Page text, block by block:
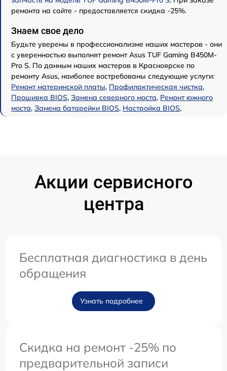
ремонта на сайте - предоставляется скидка -25%.
Знаем свое дело
Будьте уверены в профессионализме наших мастеров - они
с уверенностью выполнят ремонт Asus TUF Gaming B450M-
Pro S. По данным наших мастеров в Красноярске по
ремонту Asus, наиболее востребованы следующие услуги:
Ремонт материнской платы, Профилактическая чистка,
Прошивка BIOS, Замена северного моста, Ремонт южного
моста, Замена батарейки BIOS, Настройка BIOS,
Акции сервисного
центра
Бесплатная диагностика в день
обращения
Узнать подробнее
Скидка на ремонт -25% по
предварительной записи